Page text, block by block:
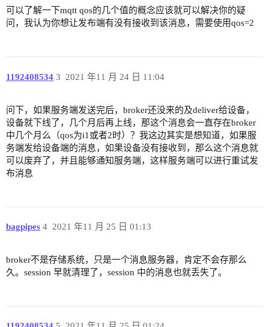
可以了解一下mqtt qos的几个值的概念应该就可以解决你的疑
问，我认为你想让发布端有没有接收到该消息，需要使用qos=2
1192408534 2021 年11 月 24 日 11:04
3
问下，如果服务端发送完后，broker还没来的及deliver给设备，
设备就下线了，几个月后再上线，那这个消息会一直存在broker
中几个月么（qos为i1或者2时）？我这边其实是想知道，如果服
务端发给设备端的消息，如果设备没有接收到，那么这个消息就
可以废弃了，并且能够通知服务端，这样服务端可以进行重试发
布消息
bagpipes 2021 年11 月 25 日 01:13
4
broker不是存储系统，只是一个消息服务器，肯定不会存那么
久。session 早就清理了，session 中的消息也就丢失了。